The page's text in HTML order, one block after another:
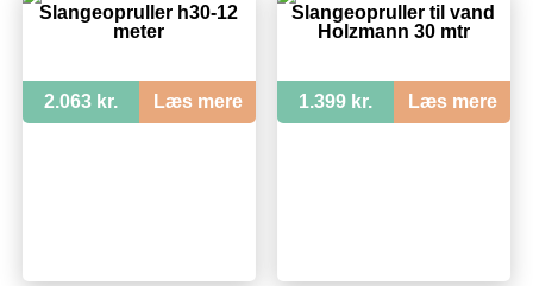
Slangeopruller h30-12
meter
2.063 kr. Læs mere
Slangeopruller til vand
Holzmann 30 mtr
1.399 kr. Læs mere